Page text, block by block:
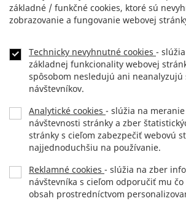
základné / funkčné cookies, ktoré sú
zobrazovanie a fungovanie webovej
Technicky nevyhnutné cookies -
základnej funkcionality webovej
spôsobom nesledujú ani neanalyzujú
návštevníkov.
Analytické cookies - slúžia na
návštevnosti stránky a zber
stránky s cieľom zabezpečiť webovú
najjednoduchšiu na používanie.
Reklamné cookies - slúžia na zber
návštevníka s cieľom odporučiť mu
obsah prostredníctvom